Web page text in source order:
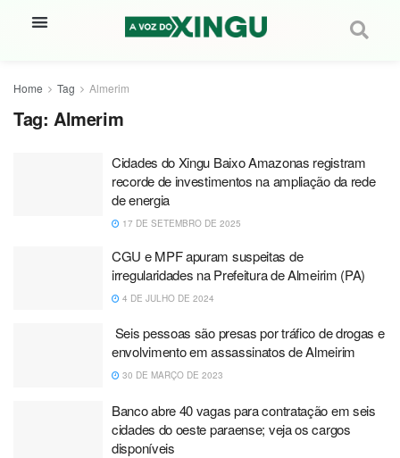
Home Tag Almerim
Tag: Almerim
Cidades do Xingu Baixo Amazonas registram
recorde de investimentos na ampliação da rede
de energia
17 DE SETEMBRO DE 2025
CGU e MPF apuram suspeitas de
irregularidades na Prefeitura de Almeirim (PA)
4 DE JULHO DE 2024
Seis pessoas são presas por tráfico de drogas e
envolvimento em assassinatos de Almeirim
30 DE MARÇO DE 2023
Banco abre 40 vagas para contratação em seis
cidades do oeste paraense; veja os cargos
disponíveis